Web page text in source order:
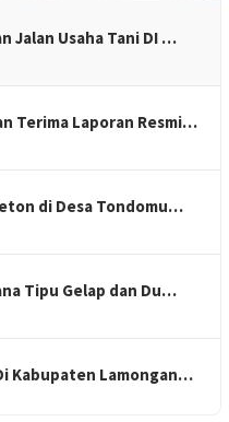
Jalan Usaha Tani DI …
Terima Laporan Resmi…
di Desa Tondomu…
Tipu Gelap dan Du…
Kabupaten Lamongan…